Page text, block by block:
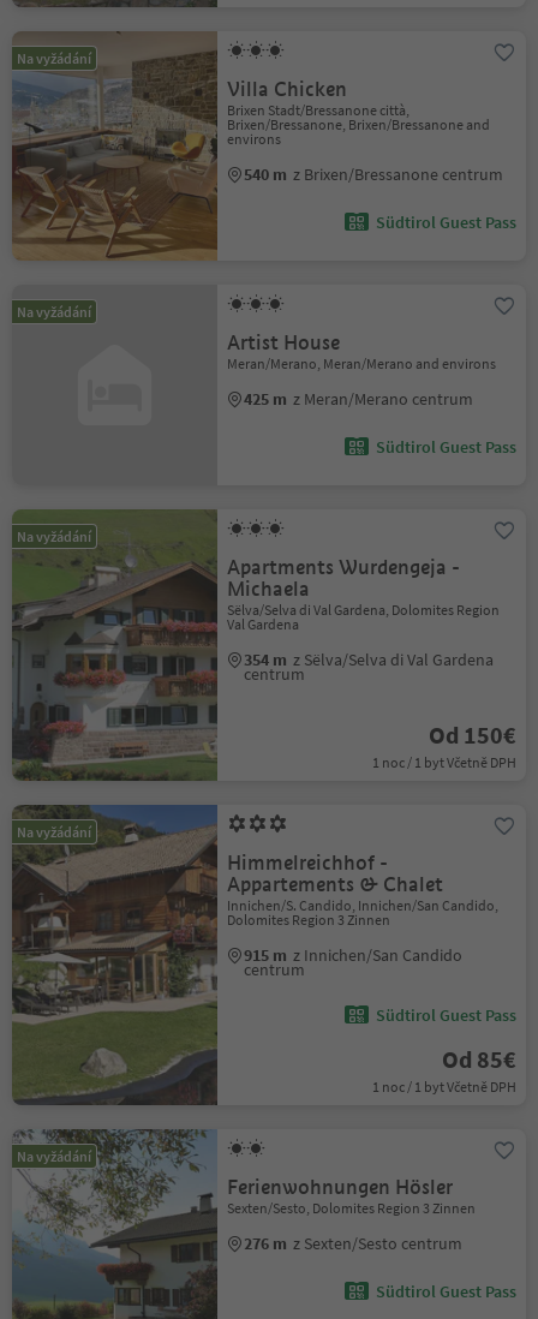
Na vyžádání
Villa Chicken
Brixen Stadt/Bressanone città,
Brixen/Bressanone, Brixen/Bressanone and
environs
540 m z Brixen/Bressanone centrum
Südtirol Guest Pass
Na vyžádání
Artist House
Meran/Merano, Meran/Merano and environs
425 m z Meran/Merano centrum
Südtirol Guest Pass
Na vyžádání
Apartments Wurdengeja -
Michaela
Sëlva/Selva di Val Gardena, Dolomites Region
Val Gardena
354 m z Sëlva/Selva di Val Gardena
centrum
Od 150€
1 noc / 1 byt Včetně DPH
Na vyžádání
Himmelreichhof -
Appartements & Chalet
Innichen/S. Candido, Innichen/San Candido,
Dolomites Region 3 Zinnen
915 m z Innichen/San Candido
centrum
Südtirol Guest Pass
Od 85€
1 noc / 1 byt Včetně DPH
Na vyžádání
Ferienwohnungen Hösler
Sexten/Sesto, Dolomites Region 3 Zinnen
276 m z Sexten/Sesto centrum
Südtirol Guest Pass